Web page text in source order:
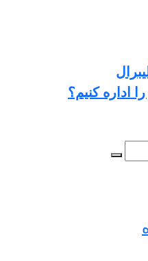
اداره کنیم؟